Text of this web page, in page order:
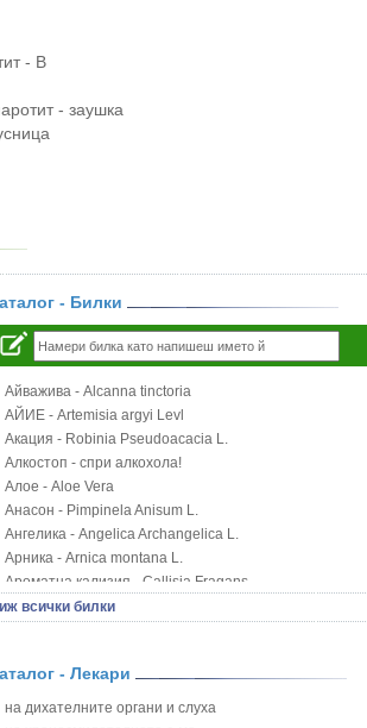
- В
- заушка
- Билки
Айважива - Alcanna tinctoria
АЙИЕ - Artemisia argyi Levl
Акация - Robinia Pseudoacacia L.
Алкостоп - спри алкохола!
Алое - Aloe Vera
Анасон - Pimpinela Anisum L.
Ангелика - Angelica Archangelica L.
Арника - Arnica montana L.
Ароматна кализия - Callisia Fragans
Арония - Sorbus melanocorpa
Блатен аир - Acorus calamus L.
Блатен тъжник - Spirea ulmaria L.
Блян
всички билки
- Лекари
на дихателните органи и слуха